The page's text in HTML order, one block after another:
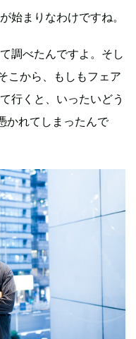
始まりなわけですね。
調べたんですよ。そし
こから、もしもフェア
行くと、いったいどう
かれてしまったんで